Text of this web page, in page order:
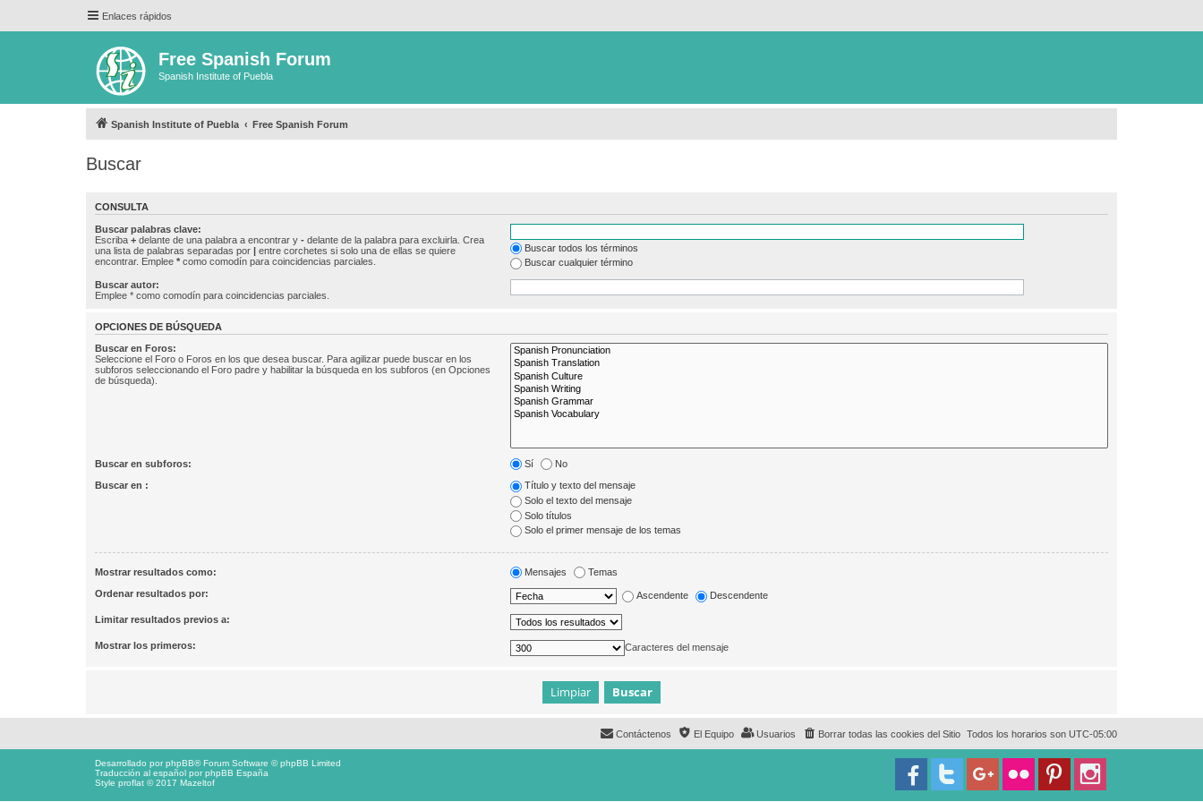
Enlaces rápidos
Free Spanish Forum
Spanish Institute of Puebla
Spanish Institute of Puebla Free Spanish Forum
Buscar
CONSULTA
Buscar palabras clave:
Escriba + delante de una palabra a encontrar y - delante de la palabra para excluirla. Crea
una lista de palabras separadas por | entre corchetes si solo una de ellas se quiere
encontrar. Emplee * como comodín para coincidencias parciales.
Buscar todos los términos
Buscar cualquier término
Buscar autor:
Emplee * como comodín para coincidencias parciales.
OPCIONES DE BÚSQUEDA
Buscar en Foros:
Seleccione el Foro o Foros en los que desea buscar. Para agilizar puede buscar en los
subforos seleccionando el Foro padre y habilitar la búsqueda en los subforos (en Opciones
de búsqueda).
Buscar en subforos: Sí No
Buscar en :
Título y texto del mensaje
Solo el texto del mensaje
Solo títulos
Solo el primer mensaje de los temas
Mostrar resultados como: Mensajes Temas
Ordenar resultados por: Ascendente Descendente
Limitar resultados previos a:
Mostrar los primeros: Caracteres del mensaje
Todos los horarios son UTC-05:00
Borrar todas las cookies del Sitio
Usuarios
El Equipo
Contáctenos
Desarrollado porphpBB® Forum Software © phpBB Limited
Traducción al español porphpBB España
Style proflat © 2017 Mazeltof